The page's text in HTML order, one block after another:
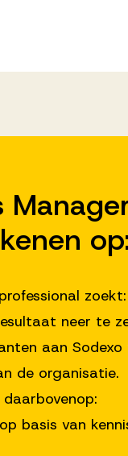
neer te
aan
de organisatie.
basis van